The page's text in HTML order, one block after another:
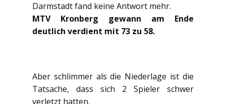
Darmstadt fand keine Antwort mehr.
MTV Kronberg gewann am Ende
deutlich verdient mit 73 zu 58.
Aber schlimmer als die Niederlage ist die
Tatsache, dass sich 2 Spieler schwer
verletzt hatten.